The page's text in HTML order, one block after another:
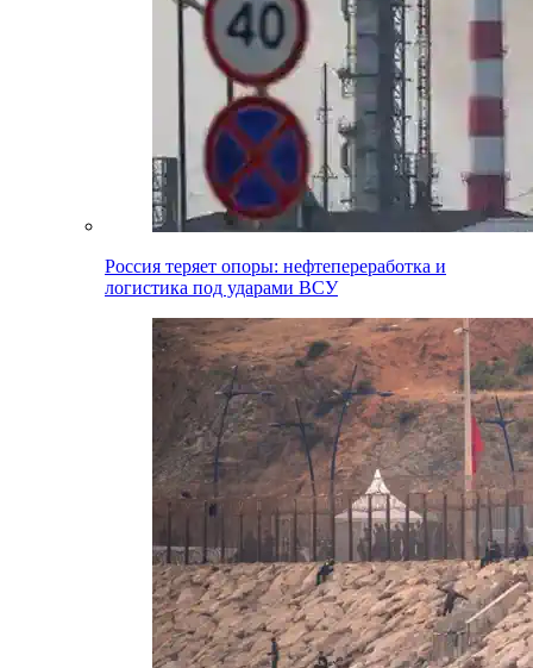
Россия теряет опоры: нефтепереработка и
логистика под ударами ВСУ